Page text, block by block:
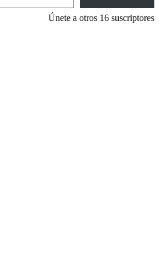
Únete a otros 16 suscriptores